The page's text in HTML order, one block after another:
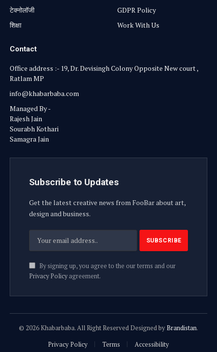
टेक्नोलॉजी
शिक्षा
GDPR Policy
Work With Us
Contact
Office address :- 19, Dr. Devisingh Colony Opposite New court ,
Ratlam MP
info@khabarbaba.com
Managed By -
Rajesh Jain
Sourabh Kothari
Samagra Jain
Subscribe to Updates
Get the latest creative news from FooBar about art,
design and business.
By signing up, you agree to the our terms and our
Privacy Policyagreement.
© 2026 Khabarbaba. All Right Reserved Designed byBrandistan.
Privacy Policy
Terms Accessibility